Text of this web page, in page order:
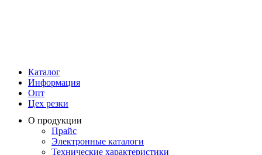
Каталог
Информация
Опт
Цех резки
О продукции
Прайс
Электронные каталоги
Технические характеристики